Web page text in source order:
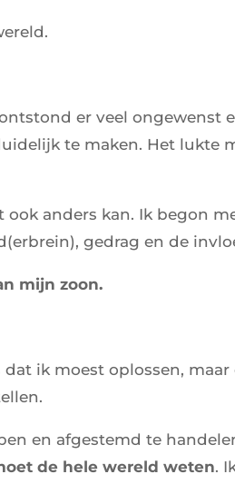
er veel ongewenst
te maken. Het lukte
anders kan. Ik begon
gedrag en de
mijn zoon.
ik moest oplossen,
en afgestemd te
de hele wereld weten.